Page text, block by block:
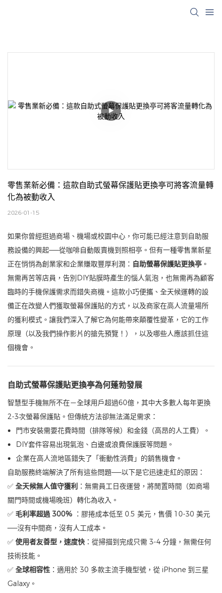
零售業新必備：這款自助式螢幕保護貼更換亭可將客流量轉
化為被動收入
2026-01-15
如果你曾經逛過商場、機場或校園中心，你可能已經注意到自助服
務設備的興起——從咖啡自動販賣機到照相亭。但有一種零售業新星
正在悄悄為創業家和企業賺取豐厚利潤： 自助螢幕保護貼更換亭 。
無需再苦等店員，告別DIY貼膜時產生的惱人氣泡，也無需再為顧客
臨時的手機保護需求而錯失商機。這款小巧便攜、全天候運轉的設
備正在改變人們獲取螢幕保護貼的方式，以及商家在高人流量場所
的獲利模式。讓我們深入了解它為何能帶來顛覆性變革，它的工作
原理（以及我們操作影片的搶先預覽！），以及哪些人應該抓住這
個機會。
自助式螢幕保護貼更換亭為何蓬勃發展
智慧型手機無所不在－全球用戶超過60億，其中大多數人每年更換
2-3次螢幕保護貼。但傳統方法卻無法滿足需求：
門市安裝需要花費時間（排隊等候）和金錢（高昂的人工費）。
DIY套件容易出現氣泡、白邊或浪費保護膜等問題。
企業在高人流地區錯失了「衝動性消費」的銷售機會。
自助服務終端解決了所有這些問題——以下是它迅速走紅的原因：
✅ 全天候無人值守獲利 ：無需員工日夜運營，將閒置時間（如商場
關門時間或機場晚班）轉化為收入。
✅ 毛利率超過 300% ：膠捲成本低至 0.5 美元，售價 10-30 美元
——沒有中間商，沒有人工成本。
✅ 使用者友善型，速度快 ：從掃描到完成只需 3-4 分鐘，無需任何
技術技能。
✅ 全球相容性 ：適用於 30 多款主流手機型號，從 iPhone 到三星
Galaxy。